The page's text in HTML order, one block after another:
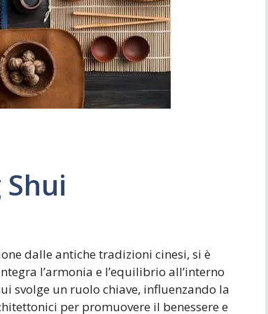
Simboli
Ufficio
dalle antiche tradizioni cinesi, si è
l’armonia e l’equilibrio all’interno
svolge un ruolo chiave, influenzando la
per promuovere il benessere e